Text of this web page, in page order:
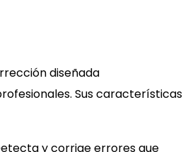
diseñada
Sus características
y corrige errores que